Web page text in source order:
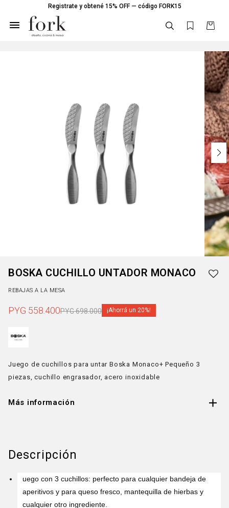
Registrate y obtené 15% OFF — código FORK15

BOSKA CUCHILLO UNTADOR MONACO
REBAJAS A LA MESA
PYG 558.400PYG698.000 20
Juego de cuchillos para untar Boska Monaco+ Pequeño 3
piezas, cuchillo engrasador, acero inoxidable
Más información
Descripción
uego con 3 cuchillos: perfecto para cualquier bandeja de
aperitivos y para queso fresco, mantequilla de hierbas y
cualquier otro ingrediente.